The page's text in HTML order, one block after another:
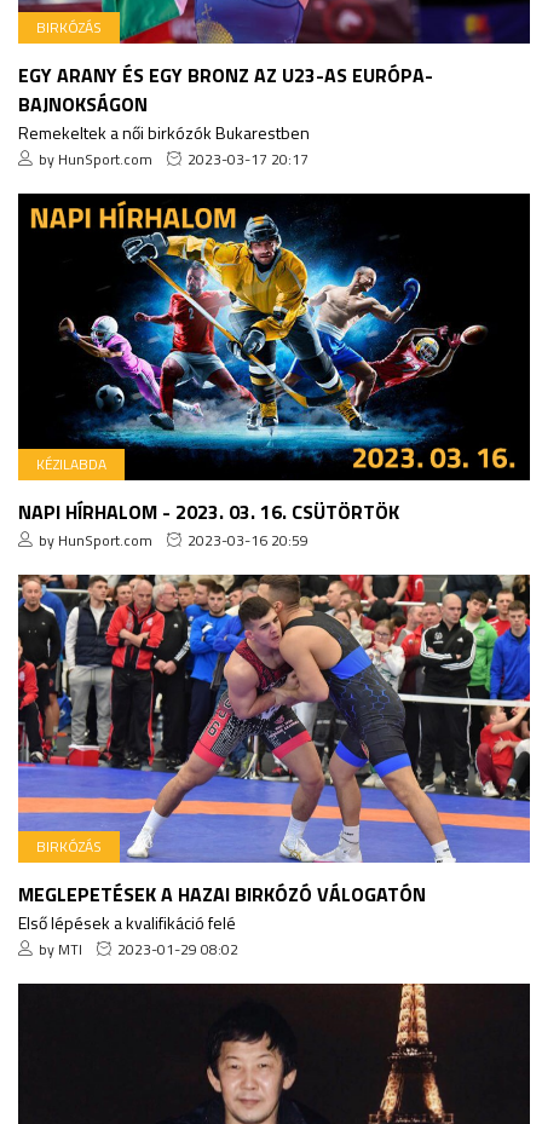
BIRKÓZÁS
EGY ARANY ÉS EGY BRONZ AZ U23-AS EURÓPA-
BAJNOKSÁGON
Remekeltek a női birkózók Bukarestben
by HunSport.com 2023-03-17 20:17
KÉZILABDA
NAPI HÍRHALOM - 2023. 03. 16. CSÜTÖRTÖK
by HunSport.com 2023-03-16 20:59
BIRKÓZÁS
MEGLEPETÉSEK A HAZAI BIRKÓZÓ VÁLOGATÓN
Első lépések a kvalifikáció felé
by MTI 2023-01-29 08:02